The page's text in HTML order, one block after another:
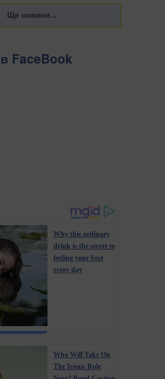
одного зі своїх відділ...
FaceBook
Why this ordinary
drink is the secret to
feeling your best
every day
Who Will Take On
The Iconic Role